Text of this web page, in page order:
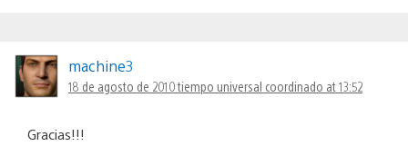
machine3
18 de agosto de 2010 tiempo universal coordinado at 13:52
Gracias!!!